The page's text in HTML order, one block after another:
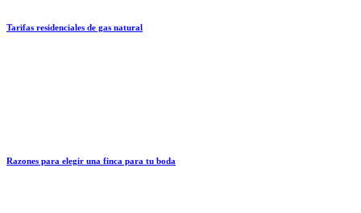
Tarifas residenciales de gas natural
Razones para elegir una finca para tu boda